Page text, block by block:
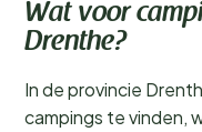
Wat voor
Drenthe?
In de provincie
campings te vinden,